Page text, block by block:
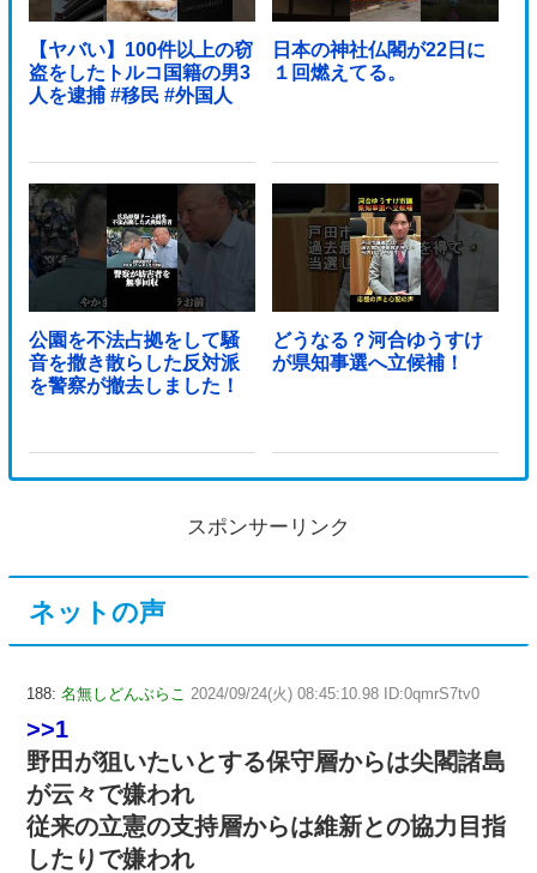
【ヤバい】100件以上の窃
盗をしたトルコ国籍の男3
人を逮捕 #移民 #外国人
日本の神社仏閣が22日に
１回燃えてる。
公園を不法占拠をして騒
音を撒き散らした反対派
を警察が撤去しました！
どうなる？河合ゆうすけ
が県知事選へ立候補！
スポンサーリンク
ネットの声
188: 名無しどんぶらこ 2024/09/24(火) 08:45:10.98 ID:0qmrS7tv0
>>1
野田が狙いたいとする保守層からは尖閣諸島
が云々で嫌われ
従来の立憲の支持層からは維新との協力目指
したりで嫌われ